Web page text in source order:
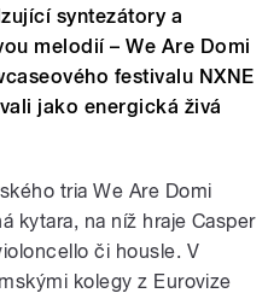
syntezátory a
melodií – We Are Domi
festivalu NXNE
jako energická živá
tria We Are Domi
kytara, na níž hraje Casper
či housle. V
kolegy z Eurovize